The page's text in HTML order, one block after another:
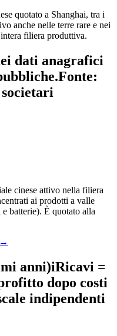
quotato a Shanghai, tra i
anche nelle terre rare e nei
filiera produttiva.
dati anagrafici
Fonte:
cinese attivo nella filiera
ai prodotti a valle
batterie). È quotato alla
anni)iRicavi =
dopo costi
indipendenti